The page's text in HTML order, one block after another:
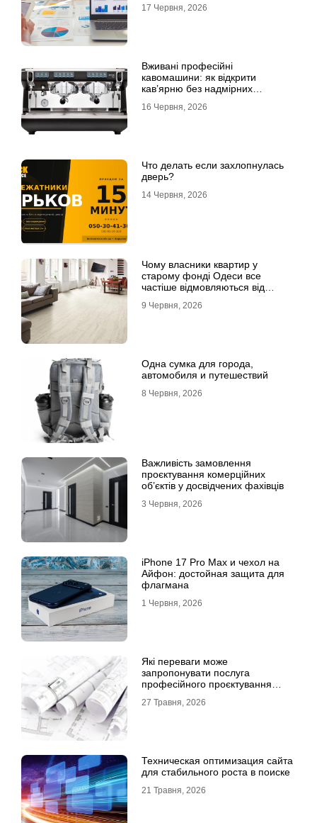
17 Червня, 2026
Вживані професійні
кавомашини: як відкрити
кав’ярню без надмірних
16 Червня, 2026
Что делать если захлопнулась
дверь?
14 Червня, 2026
Чому власники квартир у
старому фонді Одеси все
частіше відмовляються від
9 Червня, 2026
Одна сумка для города,
автомобиля и путешествий
8 Червня, 2026
Важливість замовлення
проєктування комерційних
об’єктів у досвідчених фахівців
3 Червня, 2026
iPhone 17 Pro Max и чехол на
Айфон: достойная защита для
флагмана
1 Червня, 2026
Які переваги може
запропонувати послуга
професійного проєктування
27 Травня, 2026
Техническая оптимизация сайта
для стабильного роста в поиске
21 Травня, 2026